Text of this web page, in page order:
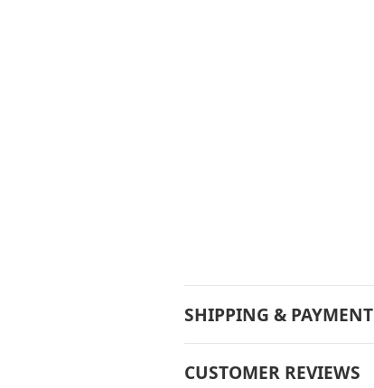
SHIPPING & PAYMENT
CUSTOMER REVIEWS